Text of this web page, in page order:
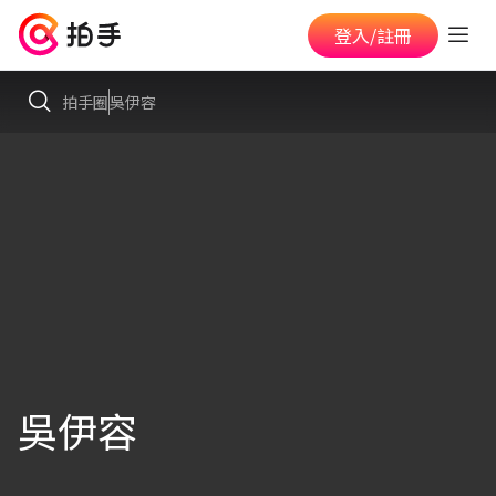
登入/註冊
拍手圈吳伊容
吳伊容